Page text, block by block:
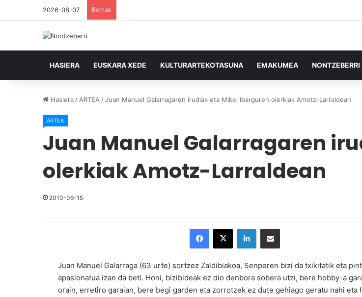
2026-08-07 Berriak
HASIERA EUSKARA XEDE KULTURARTEKOTASUNA EMAKUMEA
Hasiera / ARTEA /Juan Manuel Galarragaren irudiak eta Mikel Ibarguren olerkiak Amotz-Larraldean
ARTEA
Juan Manuel Galarragaren
olerkiak Amotz-Larraldean
2010-06-15
Juan Manuel Galarraga (63 urte) sortzez Zaldibiakoa, Senperen bizi da txikitatik eta
apasionatua izan da beti. Honi, bizibideak ez dio denbora sobera utzi, bere hobby-a
orain, erretiro garaian, bere begi garden eta zorrotzek ez dute gehiago geratu nahi eta